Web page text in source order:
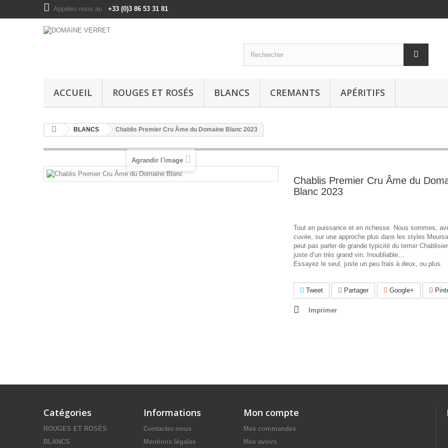
Appelez-nous au : +33 (0)3 86 53 31 81
ACCUEIL ROUGES ET ROSÉS BLANCS CREMANTS APÉRITIFS
BLANCS Chablis Premier Cru Âme du Domaine Blanc 2023
Agrandir l'image
Chablis Premier Cru Âme du
Blanc 2023
Tout en puissance et en richesse. Nous sommes,
cuvée, sur une approche plus dans les styles
peut pas parler de grande typicité du terroir
juste d’un très grand vin. Inoubliable…
Essayez le seul, juste un peu frais à deux, ou plus.
Tweet Partager Google+
Imprimer
Catégories
ROUGES ET ROSÉS
BLANCS
Informations
Contactez-nous
Mentions légales
Mon compte
Mes commandes
Mes avoirs